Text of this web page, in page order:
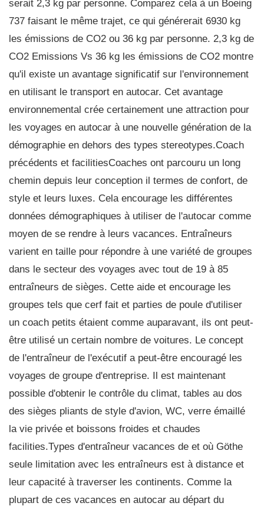
serait 2,3 kg par personne. Comparez cela à un Boeing
737 faisant le même trajet, ce qui générerait 6930 kg
les émissions de CO2 ou 36 kg par personne. 2,3 kg de
CO2 Emissions Vs 36 kg les émissions de CO2 montre
qu'il existe un avantage significatif sur l'environnement
en utilisant le transport en autocar. Cet avantage
environnemental crée certainement une attraction pour
les voyages en autocar à une nouvelle génération de la
démographie en dehors des types stereotypes.Coach
précédents et facilitiesCoaches ont parcouru un long
chemin depuis leur conception il termes de confort, de
style et leurs luxes. Cela encourage les différentes
données démographiques à utiliser de l'autocar comme
moyen de se rendre à leurs vacances. Entraîneurs
varient en taille pour répondre à une variété de groupes
dans le secteur des voyages avec tout de 19 à 85
entraîneurs de sièges. Cette aide et encourage les
groupes tels que cerf fait et parties de poule d'utiliser
un coach petits étaient comme auparavant, ils ont peut-
être utilisé un certain nombre de voitures. Le concept
de l'entraîneur de l'exécutif a peut-être encouragé les
voyages de groupe d'entreprise. Il est maintenant
possible d'obtenir le contrôle du climat, tables au dos
des sièges pliants de style d'avion, WC, verre émaillé
la vie privée et boissons froides et chaudes
facilities.Types d'entraîneur vacances de et où Göthe
seule limitation avec les entraîneurs est à distance et
leur capacité à traverser les continents. Comme la
plupart de ces vacances en autocar au départ du